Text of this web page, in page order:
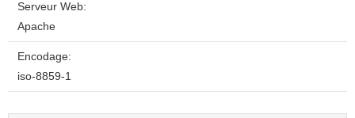
Serveur Web:
Apache
Encodage:
iso-8859-1